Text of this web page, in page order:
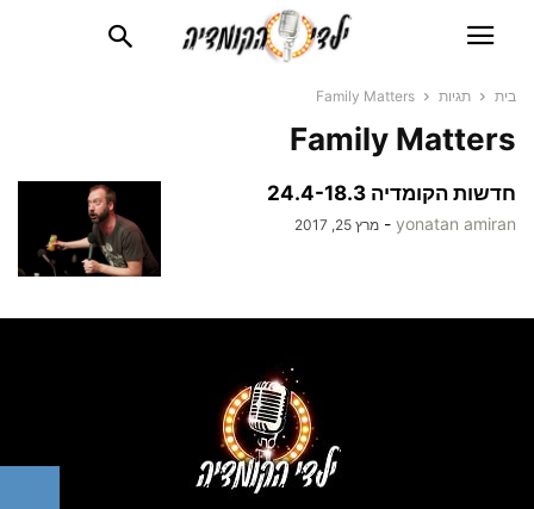
בית תגיות Family Matters
Family Matters
חדשות הקומדיה 24.4-18.3
yonatan amiran
- מרץ 25, 2017